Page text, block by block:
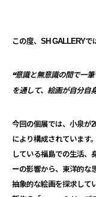
この度、SH GALLERYで
“意識と無意識の間で一筆
を通して、 絵画が自分自
今回の個展では、小泉が
により構成されています。
している福島での生活、
ーの影響から、東洋的な
抽象的な絵画を探求して